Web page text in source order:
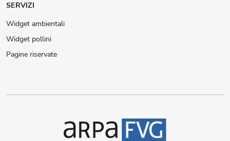
SERVIZI
Widget ambientali
Widget pollini
Pagine riservate